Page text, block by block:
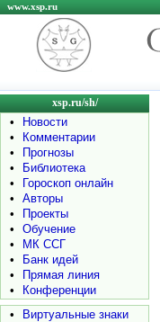
www.xsp.ru
xsp.ru/sh/
•
Новости
•
Комментарии
•
Прогнозы
•
Библиотека
•
Гороскоп онлайн
•
Авторы
•
Проекты
•
Обучение
•
МК ССГ
•
Банк идей
•
Прямая линия
•
Конференции
•
Виртуальные знаки